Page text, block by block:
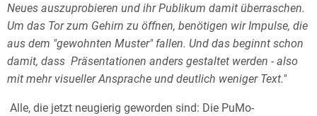
Neues auszuprobieren und ihr Publikum damit überraschen.
Um das Tor zum Gehirn zu öffnen, benötigen wir Impulse, die
aus dem "gewohnten Muster" fallen. Und das beginnt schon
damit, dass Präsentationen anders gestaltet werden - also
mit mehr visueller Ansprache und deutlich weniger Text."
Alle, die jetzt neugierig geworden sind: Die PuMo-